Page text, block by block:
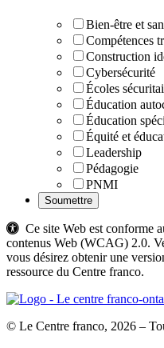
Bien-être et
Compétences
Construction
Cybersécurité
Écoles
Éducation
Éducation
Équité et
Leadership
Pédagogie
PNMI
Ce site Web est conforme
contenus Web (WCAG) 2.0.
vous désirez obtenir une
ressource du Centre franco.
© Le Centre franco, 2026 –